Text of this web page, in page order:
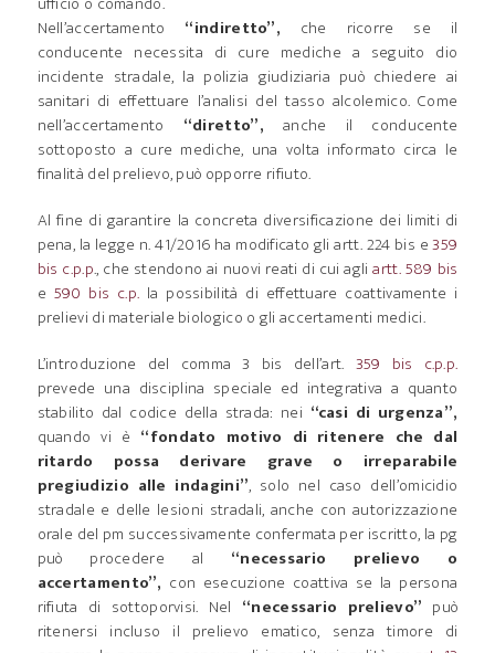
Nell’accertamento “indiretto”, che ricorre se il
conducente necessita di cure mediche a seguito dio
incidente stradale, la polizia giudiziaria può chiedere ai
sanitari di effettuare l’analisi del tasso alcolemico. Come
nell’accertamento “diretto”, anche il conducente
sottoposto a cure mediche, una volta informato circa le
finalità del prelievo, può opporre rifiuto.
Al fine di garantire la concreta diversificazione dei limiti di
pena, la legge n. 41/2016 ha modificato gli artt. 224 bis e359
bis c.p.p., che stendono ai nuovi reati di cui agliartt. 589 bis
e 590 bis c.p. la possibilità di effettuare coattivamente i
prelievi di materiale biologico o gli accertamenti medici.
L’introduzione del comma 3 bis dell’art. 359 bis c.p.p.
prevede una disciplina speciale ed integrativa a quanto
stabilito dal codice della strada: nei “casi di urgenza”,
quando vi è “fondato motivo di ritenere che dal
ritardo possa derivare grave o irreparabile
pregiudizio alle indagini”, solo nel caso dell’omicidio
stradale e delle lesioni stradali, anche con autorizzazione
orale del pm successivamente confermata per iscritto, la pg
può procedere al “necessario prelievo o
accertamento”, con esecuzione coattiva se la persona
rifiuta di sottoporvisi. Nel “necessario prelievo” può
ritenersi incluso il prelievo ematico, senza timore di